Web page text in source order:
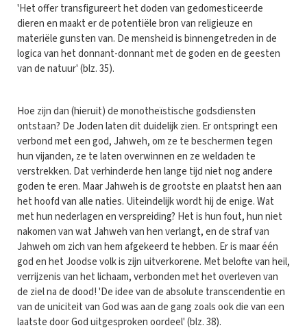
'Het offer transfigureert het doden van gedomesticeerde
dieren en maakt er de potentiële bron van religieuze en
materiële gunsten van. De mensheid is binnengetreden in de
logica van het donnant-donnant met de goden en de geesten
van de natuur' (blz. 35).
Hoe zijn dan (hieruit) de monotheïstische godsdiensten
ontstaan? De Joden laten dit duidelijk zien. Er ontspringt een
verbond met een god, Jahweh, om ze te beschermen tegen
hun vijanden, ze te laten overwinnen en ze weldaden te
verstrekken. Dat verhinderde hen lange tijd niet nog andere
goden te eren. Maar Jahweh is de grootste en plaatst hen aan
het hoofd van alle naties. Uiteindelijk wordt hij de enige. Wat
met hun nederlagen en verspreiding? Het is hun fout, hun niet
nakomen van wat Jahweh van hen verlangt, en de straf van
Jahweh om zich van hem afgekeerd te hebben. Er is maar één
god en het Joodse volk is zijn uitverkorene. Met belofte van heil,
verrijzenis van het lichaam, verbonden met het overleven van
de ziel na de dood! 'De idee van de absolute transcendentie en
van de uniciteit van God was aan de gang zoals ook die van een
laatste door God uitgesproken oordeel' (blz. 38).